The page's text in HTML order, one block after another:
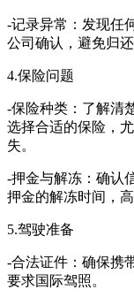
-记录异常：发现任
公司确认，避免归还
4.保险问题
-保险种类：了解清
选择合适的保险，
失。
-押金与解冻：确认
押金的解冻时间，
5.驾驶准备
-合法证件：确保携
要求国际驾照。